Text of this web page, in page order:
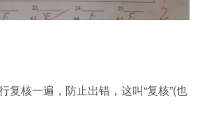
复核一遍，防止出错，这叫“复核”(也